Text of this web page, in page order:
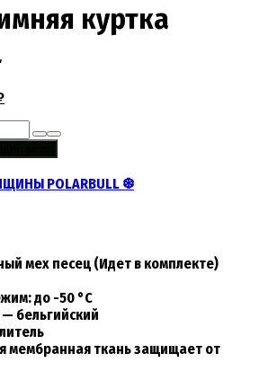
куртка
POLARBULL ❆
мех песец (Идет в комплекте)
до -50 °C
— бельгийский
мембранная ткань защищает от